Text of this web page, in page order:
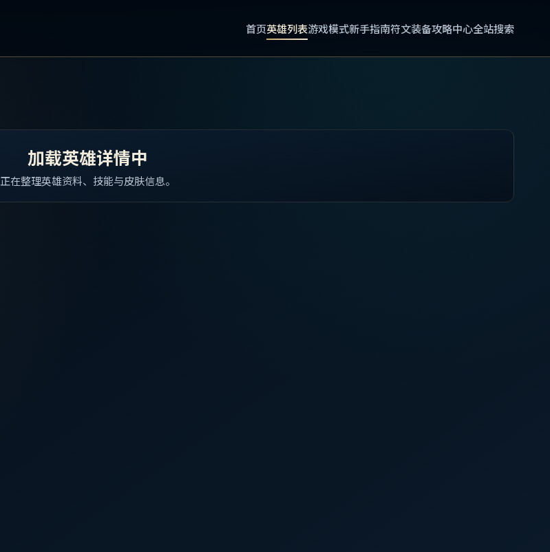
首页英雄列表游戏模式新手指南符文装备攻略中心全站搜索
加载英雄详情中
正在整理英雄资料、技能与皮肤信息。